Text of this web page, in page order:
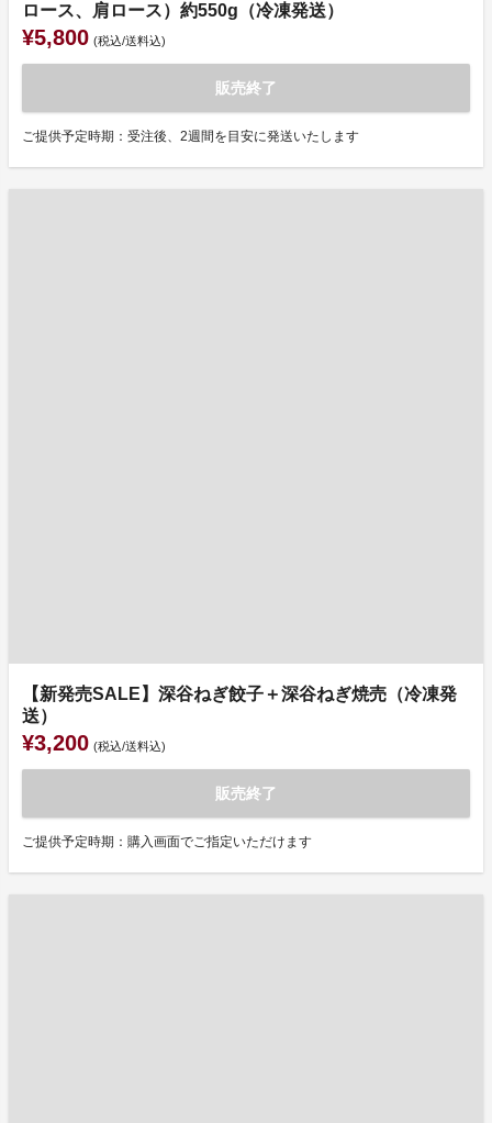
ロース、肩ロース）約550g（冷凍発送）
¥5,800 (税込/送料込)
販売終了
ご提供予定時期：受注後、2週間を目安に発送いたします
【新発売SALE】深谷ねぎ餃子＋深谷ねぎ焼売（冷凍発
送）
¥3,200 (税込/送料込)
販売終了
ご提供予定時期：購入画面でご指定いただけます